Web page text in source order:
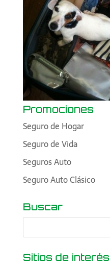
Promociones
Seguro de Hogar
Seguro de Vida
Seguros Auto
Seguro Auto Clásico
Buscar
Sitios de interés